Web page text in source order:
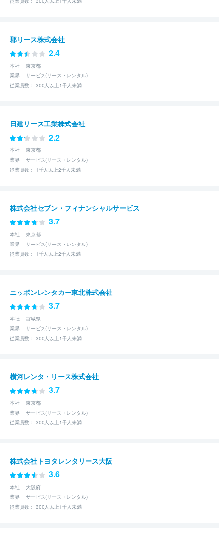
郡リース株式会社
2.4
本社： 東京都
業界： サービス(リース・レンタル)
従業員数： 300人以上1千人未満
日建リース工業株式会社
2.2
本社： 東京都
業界： サービス(リース・レンタル)
従業員数： 1千人以上2千人未満
株式会社セブン・フィナンシャルサービス
3.7
本社： 東京都
業界： サービス(リース・レンタル)
従業員数： 1千人以上2千人未満
ニッポンレンタカー東北株式会社
3.7
本社： 宮城県
業界： サービス(リース・レンタル)
従業員数： 300人以上1千人未満
横河レンタ・リース株式会社
3.7
本社： 東京都
業界： サービス(リース・レンタル)
従業員数： 300人以上1千人未満
株式会社トヨタレンタリース大阪
3.6
本社： 大阪府
業界： サービス(リース・レンタル)
従業員数： 300人以上1千人未満